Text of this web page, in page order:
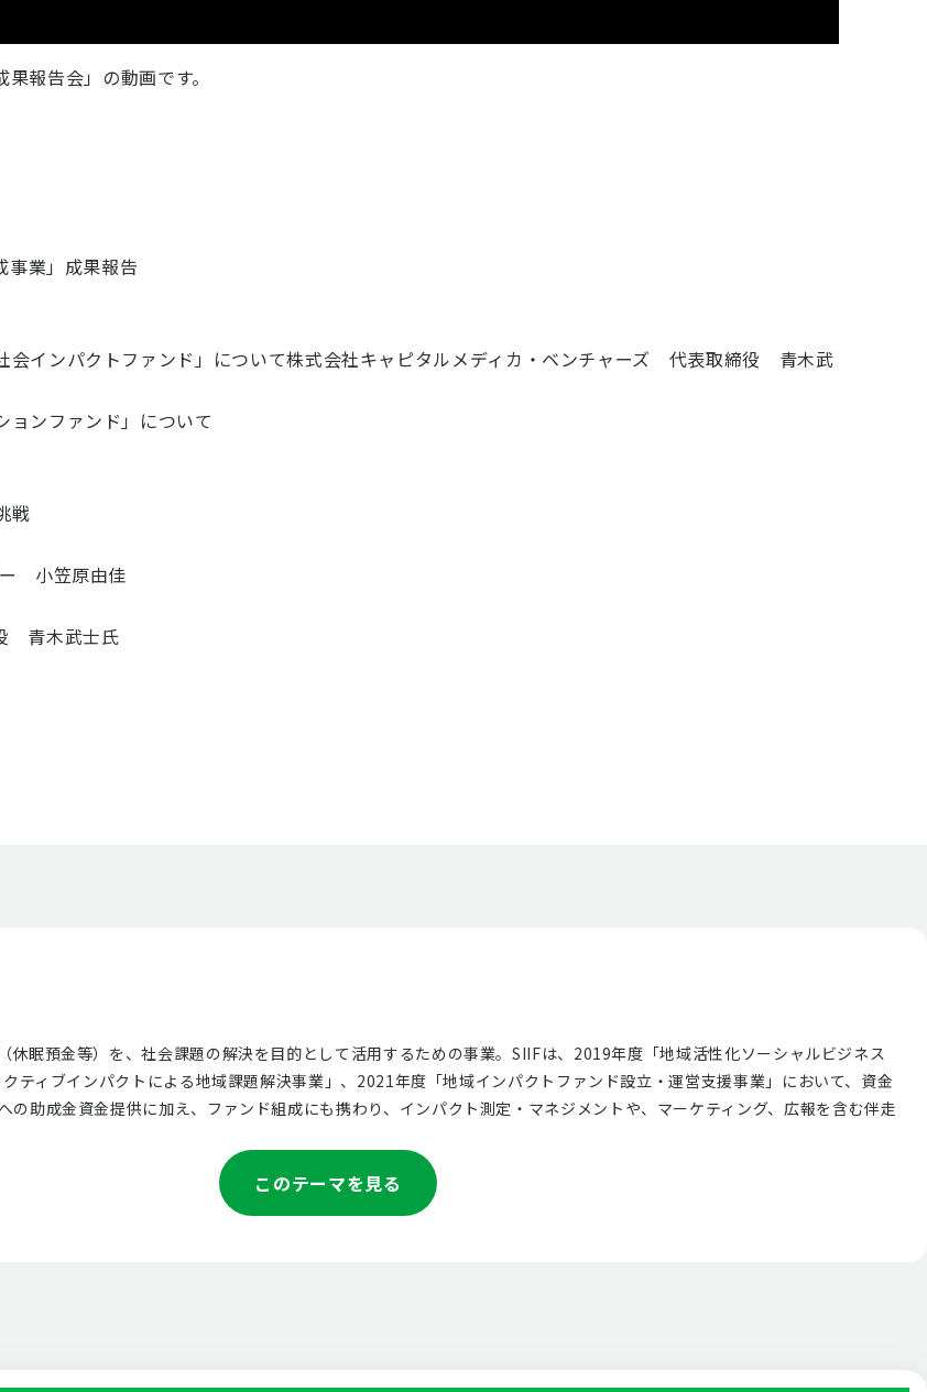
報告会」の動画です。
事業」成果報告
会インパクトファンド」について株式会社キャピタルメディカ・ベンチャーズ 代表取締役 青木武
ョンファンド」について
戦
小笠原由佳
青木武士氏
休眠預金等）を、社会課題の解決を目的として活用するための事業。SIIFは、2019年度「地域活性化ソーシャルビジネス
ティブインパクトによる地域課題解決事業」、2021年度「地域インパクトファンド設⽴・運営⽀援事業」において、資金
の助成金資金提供に加え、ファンド組成にも携わり、インパクト測定・マネジメントや、マーケティング、広報を含む伴走
このテーマを見る